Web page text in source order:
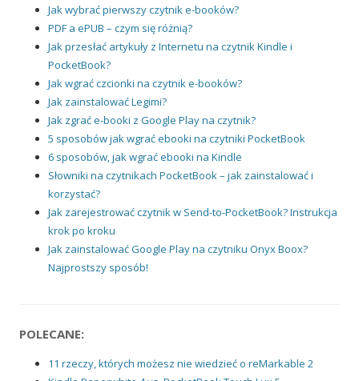
Jak wybrać pierwszy czytnik e-booków?
PDF a ePUB – czym się różnią?
Jak przesłać artykuły z Internetu na czytnik Kindle i
PocketBook?
Jak wgrać czcionki na czytnik e-booków?
Jak zainstalować Legimi?
Jak zgrać e-booki z Google Play na czytnik?
5 sposobów jak wgrać ebooki na czytniki PocketBook
6 sposobów, jak wgrać ebooki na Kindle
Słowniki na czytnikach PocketBook – jak zainstalować i
korzystać?
Jak zarejestrować czytnik w Send-to-PocketBook? Instrukcja
krok po kroku
Jak zainstalować Google Play na czytniku Onyx Boox?
Najprostszy sposób!
POLECANE:
11 rzeczy, których możesz nie wiedzieć o reMarkable 2